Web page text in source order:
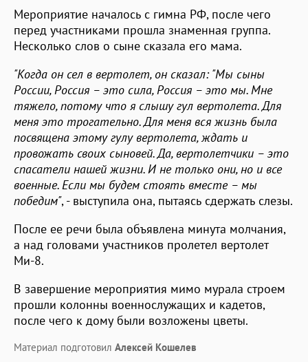
Мероприятие началось с гимна РФ, после чего
перед участниками прошла знаменная группа.
Несколько слов о сыне сказала его мама.
"Когда он сел в вертолет, он сказал: "Мы сыны
России, Россия – это сила, Россия – это мы. Мне
тяжело, потому что я слышу гул вертолета. Для
меня это трогательно. Для меня вся жизнь была
посвящена этому гулу вертолета, ждать и
провожать своих сыновей. Да, вертолетчики – это
спасатели нашей жизни. И не только они, но и все
военные. Если мы будем стоять вместе – мы
победим", - выступила она, пытаясь сдержать слезы.
После ее речи была объявлена минута молчания,
а над головами участников пролетел вертолет
Ми-8.
В завершение мероприятия мимо мурала строем
прошли колонны военнослужащих и кадетов,
после чего к дому были возложены цветы.
Материал подготовил Алексей Кошелев